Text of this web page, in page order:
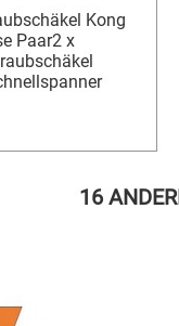
Kong
Paar2 x
16